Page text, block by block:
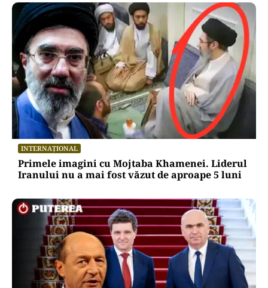
INTERNAȚIONAL
Primele imagini cu Mojtaba Khamenei. Liderul
Iranului nu a mai fost văzut de aproape 5 luni